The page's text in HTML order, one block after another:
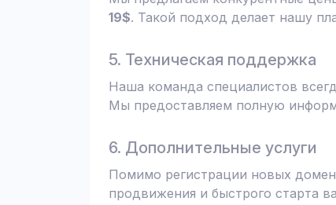
19$. Такой подход делает нашу
5. Техническая поддержка
Наша команда специалистов
Мы предоставляем полную
6. Дополнительные услуги
Помимо регистрации новых
продвижения и быстрого старта